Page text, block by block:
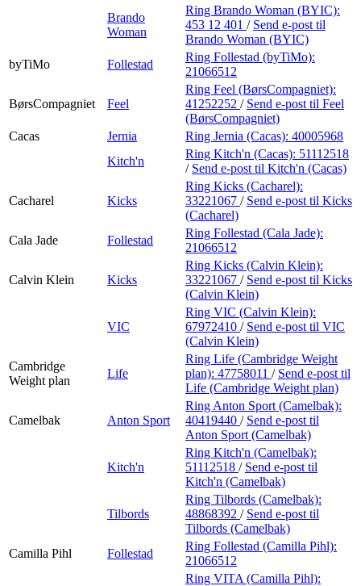
Brando
Woman
Ring Brando Woman (BYIC):
453 12 401 / Send e-post til
Brando Woman (BYIC)
byTiMo
Follestad
Ring Follestad (byTiMo):
21066512
BørsCompagniet Feel
Ring Feel (BørsCompagniet):
41252252 / Send e-post til Feel
(BørsCompagniet)
Cacas
Jernia Ring Jernia (Cacas): 40005968
Kitch'n
Ring Kitch'n (Cacas): 51112518
/ Send e-post til Kitch'n (Cacas)
Cacharel Kicks
Ring Kicks (Cacharel):
33221067 / Send e-post til Kicks
(Cacharel)
Cala Jade
Follestad
Ring Follestad (Cala Jade):
21066512
Calvin Klein Kicks
Ring Kicks (Calvin Klein):
33221067 / Send e-post til Kicks
(Calvin Klein)
VIC
Ring VIC (Calvin Klein):
67972410 / Send e-post til VIC
(Calvin Klein)
Cambridge
Weight plan
Life
Ring Life (Cambridge Weight
plan): 47758011 / Send e-post til
Life (Cambridge Weight plan)
Camelbak Anton Sport
Ring Anton Sport (Camelbak):
40419440 / Send e-post til
Anton Sport (Camelbak)
Kitch'n
Ring Kitch'n (Camelbak):
51112518 / Send e-post til
Kitch'n (Camelbak)
Tilbords
Ring Tilbords (Camelbak):
48868392 / Send e-post til
Tilbords (Camelbak)
Camilla Pihl
Follestad
Ring Follestad (Camilla Pihl):
21066512
Ring VITA (Camilla Pihl):